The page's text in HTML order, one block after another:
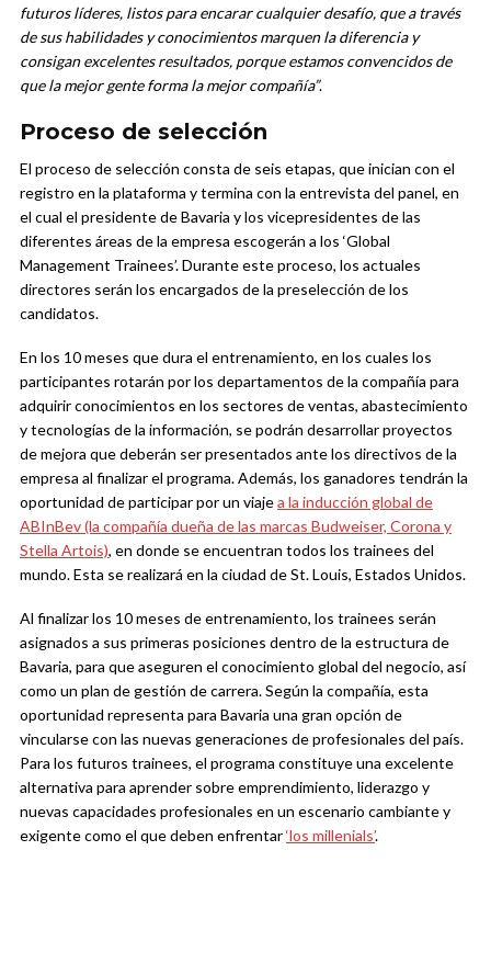
futuros líderes, listos para encarar cualquier desafío, que a través
de sus habilidades y conocimientos marquen la diferencia y
consigan excelentes resultados, porque estamos convencidos de
que la mejor gente forma la mejor compañía”.
Proceso de selección
El proceso de selección consta de seis etapas, que inician con el
registro en la plataforma y termina con la entrevista del panel, en
el cual el presidente de Bavaria y los vicepresidentes de las
diferentes áreas de la empresa escogerán a los ‘Global
Management Trainees’. Durante este proceso, los actuales
directores serán los encargados de la preselección de los
candidatos.
En los 10 meses que dura el entrenamiento, en los cuales los
participantes rotarán por los departamentos de la compañía para
adquirir conocimientos en los sectores de ventas, abastecimiento
y tecnologías de la información, se podrán desarrollar proyectos
de mejora que deberán ser presentados ante los directivos de la
empresa al finalizar el programa. Además, los ganadores tendrán la
oportunidad de participar por un viajea la inducción global de
ABInBev (la compañía dueña de las marcas Budweiser, Corona y
Stella Artois), en donde se encuentran todos los trainees del
mundo. Esta se realizará en la ciudad de St. Louis, Estados Unidos.
Al finalizar los 10 meses de entrenamiento, los trainees serán
asignados a sus primeras posiciones dentro de la estructura de
Bavaria, para que aseguren el conocimiento global del negocio, así
como un plan de gestión de carrera. Según la compañía, esta
oportunidad representa para Bavaria una gran opción de
vincularse con las nuevas generaciones de profesionales del país.
Para los futuros trainees, el programa constituye una excelente
alternativa para aprender sobre emprendimiento, liderazgo y
nuevas capacidades profesionales en un escenario cambiante y
exigente como el que deben enfrentar‘los millenials’.